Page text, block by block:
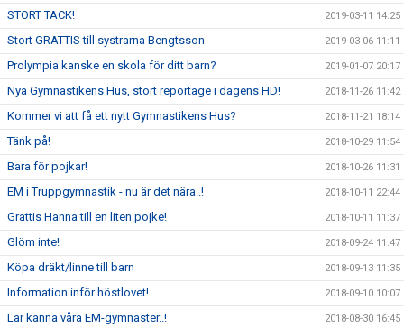
STORT TACK! 2019-03-11 14:25
Stort GRATTIS till systrarna Bengtsson 2019-03-06 11:11
Prolympia kanske en skola för ditt barn? 2019-01-07 20:17
Nya Gymnastikens Hus, stort reportage i dagens HD! 2018-11-26 11:42
Kommer vi att få ett nytt Gymnastikens Hus? 2018-11-21 18:14
Tänk på! 2018-10-29 11:54
Bara för pojkar! 2018-10-26 11:31
EM i Truppgymnastik - nu är det nära..! 2018-10-11 22:44
Grattis Hanna till en liten pojke! 2018-10-11 11:37
Glöm inte! 2018-09-24 11:47
Köpa dräkt/linne till barn 2018-09-13 11:35
Information inför höstlovet! 2018-09-10 10:07
Lär känna våra EM-gymnaster..! 2018-08-30 16:45